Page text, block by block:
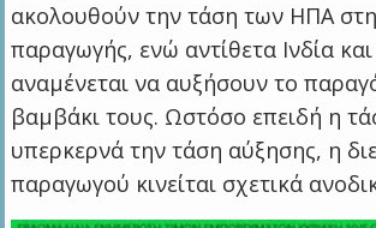
ακολουθούν την τάση των ΗΠΑ
παραγωγής, ενώ αντίθετα Ινδία
αναμένεται να αυξήσουν το
βαμβάκι τους. Ωστόσο επειδή η
υπερκερνά την τάση αύξησης, η
παραγωγού κινείται σχετικά